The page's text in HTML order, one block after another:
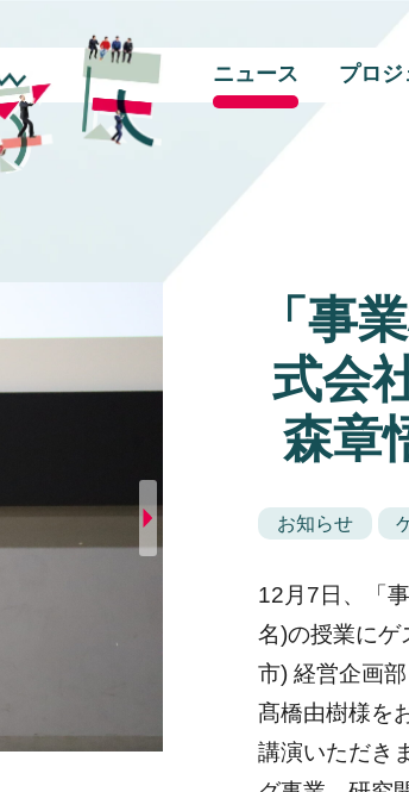
ニュース プロジ
「事
式会
森章
お知らせ
12月7日、「
名)の授業にゲ
市) 経営企画
髙橋由樹様を
講演いただき